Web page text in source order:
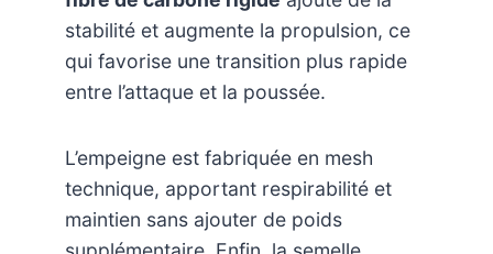
stabilité et augmente la propulsion, ce
qui favorise une transition plus rapide
entre l’attaque et la poussée.
L’empeigne est fabriquée en mesh
technique, apportant respirabilité et
maintien sans ajouter de poids